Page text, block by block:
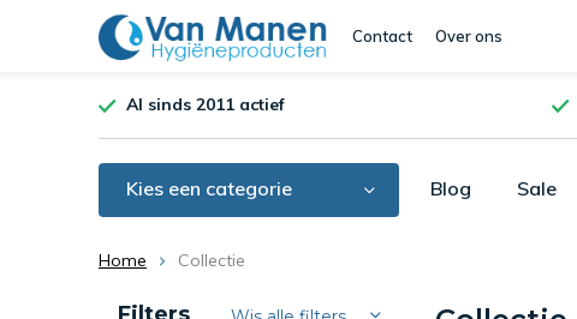
Contact Over ons
Al sinds 2011 actief
Kies een categorie Blog Sale
Home
Collectie
Sorteren op: